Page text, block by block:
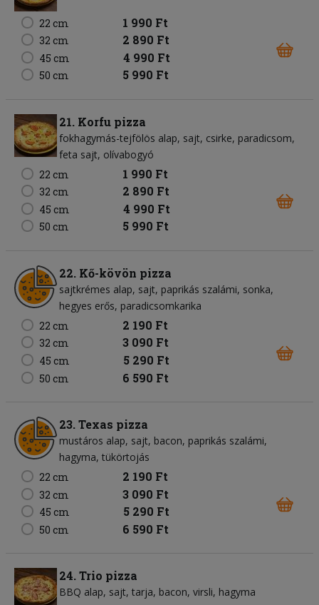
22 cm 1 990 Ft
32 cm 2 890 Ft
45 cm 4 990 Ft
50 cm 5 990 Ft
21. Korfu pizza
fokhagymás-tejfölös alap sajt csirke paradicsom
feta sajt olívabogyó
22 cm
1 990 Ft
32 cm 2 890 Ft
45 cm 4 990 Ft
50 cm 5 990 Ft
22. Kő-kövön pizza
sajtkrémes alap sajt paprikás szalámi sonka
hegyes erős paradicsomkarika
22 cm
2 190 Ft
32 cm 3 090 Ft
45 cm 5 290 Ft
50 cm 6 590 Ft
23. Texas pizza
mustáros alap sajt bacon paprikás szalámi
hagyma tükörtojás
22 cm
2 190 Ft
32 cm 3 090 Ft
45 cm 5 290 Ft
50 cm 6 590 Ft
24. Trio pizza
BBQ alap sajt tarja bacon virsli hagyma